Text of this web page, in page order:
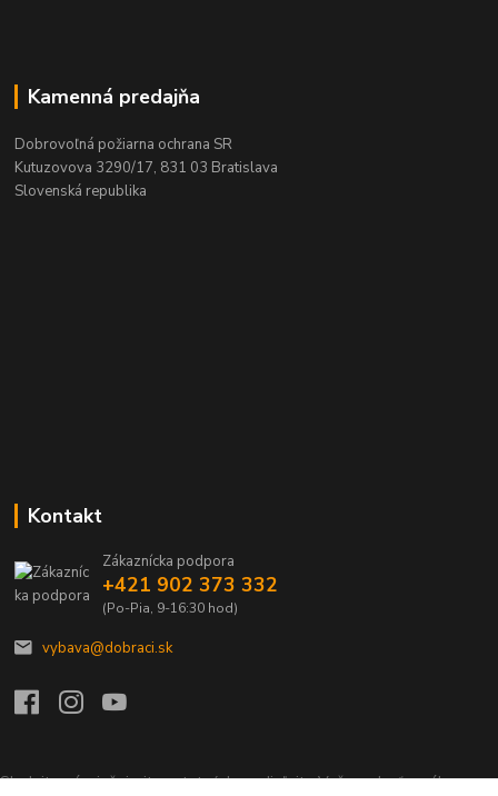
Kamenná predajňa
Dobrovoľná požiarna ochrana SR
Kutuzovova 3290/17, 831 03 Bratislava
Slovenská republika
Kontakt
Zákaznícka podpora
+421 902 373 332
(Po-Pia, 9-16:30 hod)
vybava@dobraci.sk
Sledujte nás, inšpirujte ostatných a zdieľajte Vašu radosť z nákupu a